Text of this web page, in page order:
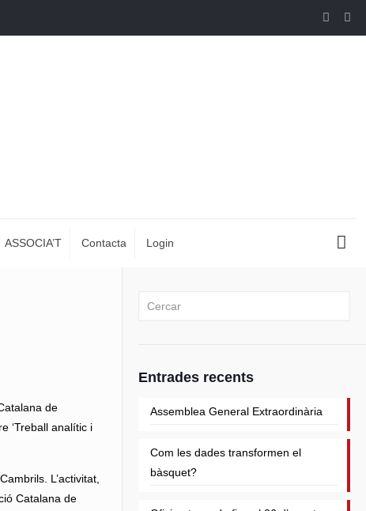
ASSOCIA’T Contacta Login
de
‘Treball analític i
L’activitat,
Catalana de
Entrades recents
Assemblea General Extraordinària
Com les dades transformen el
bàsquet?